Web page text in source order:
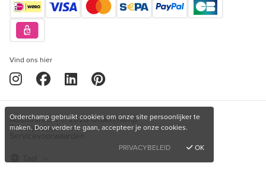
Vind ons hier
Auteursrecht © 2026 Orderchamp
Privacybeleid
Orderchamp gebruikt cookies om onze site persoonlijker te
maken. Door verder te gaan, accepteer je onze cookies.
PRIVACYBELEID
OK